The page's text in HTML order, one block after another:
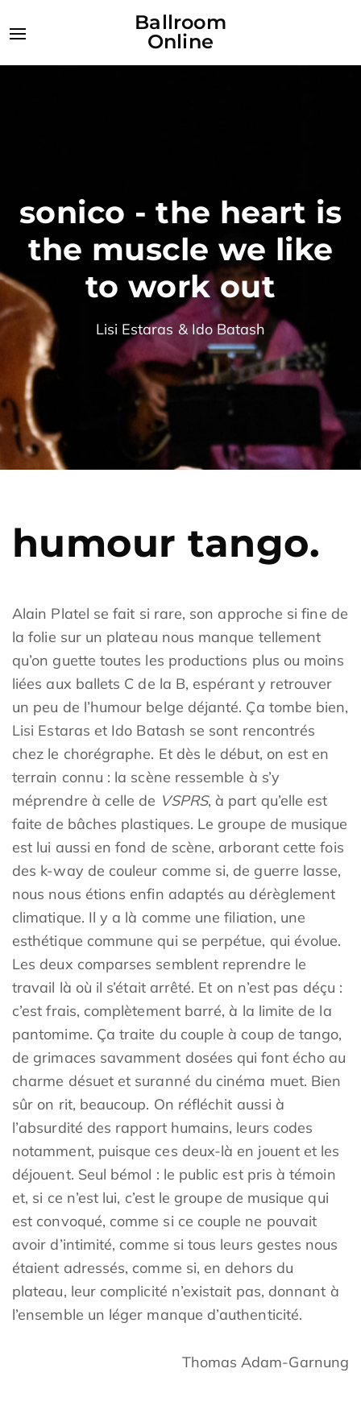
Ballroom
Online
sonico - the heart is
the muscle we like
to work out
Lisi Estaras & Ido Batash
humour tango.
Alain Platel se fait si rare, son approche si fine de
la folie sur un plateau nous manque tellement
qu’on guette toutes les productions plus ou moins
liées aux ballets C de la B, espérant y retrouver
un peu de l’humour belge déjanté. Ça tombe bien,
Lisi Estaras et Ido Batash se sont rencontrés
chez le chorégraphe. Et dès le début, on est en
terrain connu : la scène ressemble à s’y
méprendre à celle de VSPRS, à part qu’elle est
faite de bâches plastiques. Le groupe de musique
est lui aussi en fond de scène, arborant cette fois
des k-way de couleur comme si, de guerre lasse,
nous nous étions enfin adaptés au dérèglement
climatique. Il y a là comme une filiation, une
esthétique commune qui se perpétue, qui évolue.
Les deux comparses semblent reprendre le
travail là où il s’était arrêté. Et on n’est pas déçu :
c’est frais, complètement barré, à la limite de la
pantomime. Ça traite du couple à coup de tango,
de grimaces savamment dosées qui font écho au
charme désuet et suranné du cinéma muet. Bien
sûr on rit, beaucoup. On réfléchit aussi à
l’absurdité des rapport humains, leurs codes
notamment, puisque ces deux-là en jouent et les
déjouent. Seul bémol : le public est pris à témoin
et, si ce n’est lui, c’est le groupe de musique qui
est convoqué, comme si ce couple ne pouvait
avoir d’intimité, comme si tous leurs gestes nous
étaient adressés, comme si, en dehors du
plateau, leur complicité n’existait pas, donnant à
l’ensemble un léger manque d’authenticité.
Thomas Adam-Garnung